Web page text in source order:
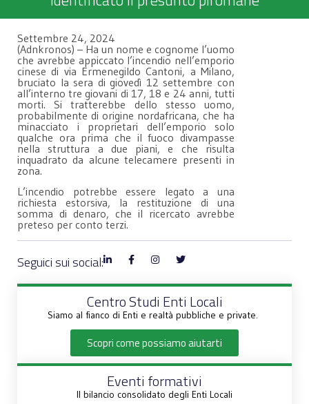
Settembre 24, 2024
(Adnkronos) – Ha un nome e cognome l’uomo
che avrebbe appiccato l’incendio nell’emporio
cinese di via Ermenegildo Cantoni, a Milano,
bruciato la sera di giovedì 12 settembre con
all’interno tre giovani di 17, 18 e 24 anni, tutti
morti. Si tratterebbe dello stesso uomo,
probabilmente di origine nordafricana, che ha
minacciato i proprietari dell’emporio solo
qualche ora prima che il fuoco divampasse
nella struttura a due piani, e che risulta
inquadrato da alcune telecamere presenti in
zona.
L’incendio potrebbe essere legato a una
richiesta estorsiva, la restituzione di una
somma di denaro, che il ricercato avrebbe
preteso per conto terzi.
Seguici sui social:
Centro Studi Enti Locali
Siamo al fianco di Enti e realtà pubbliche e private.
Scopri come possiamo aiutarti
Eventi formativi
Il bilancio consolidato degli Enti Locali